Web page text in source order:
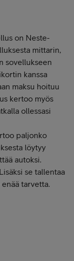
on Neste-
mittarin,
sovellukseen
kanssa
maksu hoituu
kertoo myös
ollessasi
paljonko
löytyy
autoksi.
se tallentaa
tarvetta.